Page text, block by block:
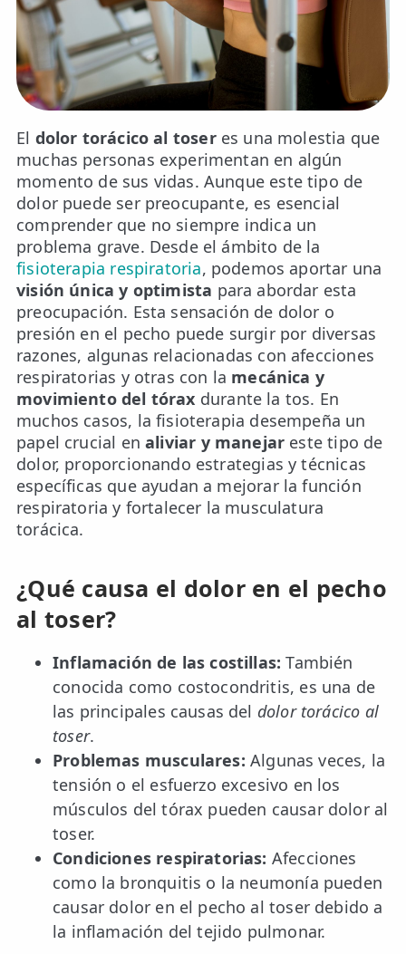
📍 Bravo Murillo
📍 Getafe
TIENDA
🛍️ Tienda Bonos
🛍️ Tienda Productos Fisioterapia
🎁 Tarjetas Regalo
🛒 Carrito
❤️ Ofertas
CONTACTO
☎️ 91 005 23 63
📧 Contacta
ESPECIALIDADES
🩻 Fisioterapia Traumatológica
😧 Fisioterapia ATM
🦴 Osteopatía
🫶 Suelo Pélvico
💆 Masajes Madrid
🏅 Fisioterapia Deportiva
🧠 Fisioterapia Neurológica
🧍 Fisioterapia Vestibular
🫁 Fisioterapia Respiratoria
👶 Fisioterapia Pediátrica
TRATAMIENTOS
✅ Punción Seca
✅ Ondas de Choque
El dolor torácico al toseres una molestia que
muchas personas experimentan en algún
momento de sus vidas. Aunque este tipo de
dolor puede ser preocupante, es esencial
comprender que no siempre indica un
problema grave. Desde el ámbito de la
fisioterapia respiratoria, podemos aportar una
visión única y optimista para abordar esta
preocupación. Esta sensación de dolor o
presión en el pecho puede surgir por diversas
razones, algunas relacionadas con afecciones
respiratorias y otras con la mecánica y
movimiento del tórax durante la tos. En
muchos casos, la fisioterapia desempeña un
papel crucial enaliviar y manejar este tipo de
dolor, proporcionando estrategias y técnicas
específicas que ayudan a mejorar la función
respiratoria y fortalecer la musculatura
torácica.
¿Qué causa el dolor en el pecho
al toser?
Inflamación de las costillas: También
conocida como costocondritis, es una de
las principales causas del dolor torácico al
toser.
Problemas musculares: Algunas veces, la
tensión o el esfuerzo excesivo en los
músculos del tórax pueden causar dolor al
toser.
Condiciones respiratorias: Afecciones
como la bronquitis o la neumonía pueden
causar dolor en el pecho al toser debido a
la inflamación del tejido pulmonar.